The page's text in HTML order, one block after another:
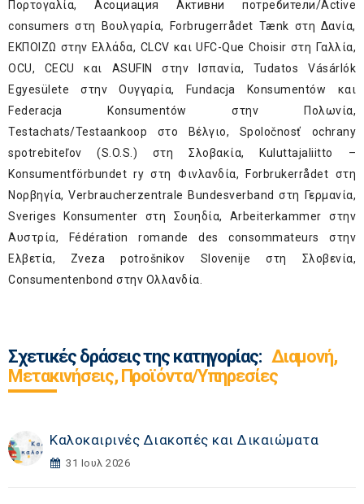
Πορτογαλία, Асоциация Активни потребители/Active
consumers στη Βουλγαρία, Forbrugerrådet Tænk στη Δανία,
ΕΚΠΟΙΖΩ στην Ελλάδα, CLCV και UFC-Que Choisir στη Γαλλία,
OCU, CECU και ASUFIN στην Ισπανία, Tudatos Vásárlók
Egyesülete στην Ουγγαρία, Fundacja Konsumentów και
Federacja Konsumentów στην Πολωνία,
Testachats/Testaankoop στο Βέλγιο, Spoločnosť ochrany
spotrebiteľov (S.O.S.) στη Σλοβακία, Kuluttajaliitto –
Konsumentförbundet ry στη Φινλανδία, Forbrukerrådet στη
Νορβηγία, Verbraucherzentrale Bundesverband στη Γερμανία,
Sveriges Konsumenter στη Σουηδία, Arbeiterkammer στην
Αυστρία, Fédération romande des consommateurs στην
Ελβετία, Zveza potrošnikov Slovenije στη Σλοβενία,
Consumentenbond στην Ολλανδία.
Σχετικές δράσεις της κατηγορίας: Διαμονή,
Μετακινήσεις, Προϊόντα/Υπηρεσίες
Καλοκαιρινές Διακοπές και Δικαιώματα
31 Ιουλ 2026